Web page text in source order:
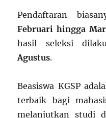
Pendaftaran
Februari hingga
hasil seleksi
Agustus.
Beasiswa KGSP
terbaik bagi
melanjutkan studi